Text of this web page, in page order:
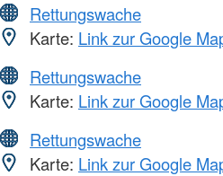
Rettungswache
Karte: Link zur Google
Rettungswache
Karte: Link zur Google
Rettungswache
Karte: Link zur Google